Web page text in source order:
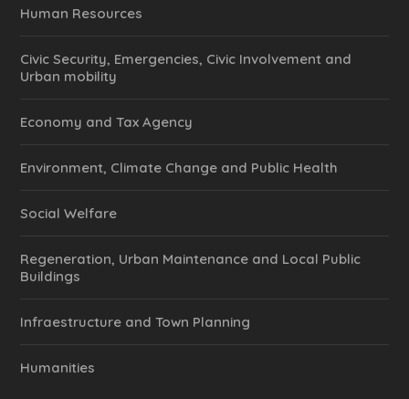
Human Resources
Civic Security, Emergencies, Civic Involvement and
Urban mobility
Economy and Tax Agency
Environment, Climate Change and Public Health
Social Welfare
Regeneration, Urban Maintenance and Local Public
Buildings
Infraestructure and Town Planning
Humanities